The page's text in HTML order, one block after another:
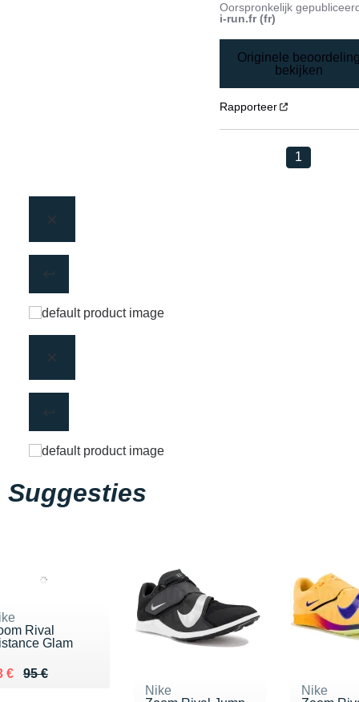
Oorspronkelijk
i-run.fr (fr)
Originele
bekijken
Rapporteer
1
Suggesties
Rival
Glam
95 €
lieu de 95 €
€
73 €
Nike
Nike